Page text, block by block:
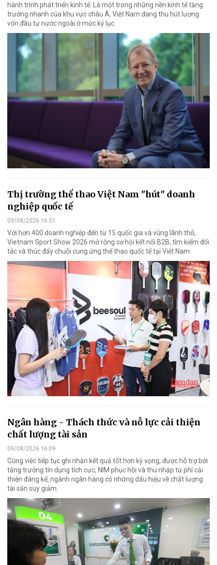
hành trình phát triển kinh tế. Là một trong những nền kinh tế tăng
trưởng nhanh của khu vực châu Á, Việt Nam đang thu hút lượng
vốn đầu tư nước ngoài ở mức kỷ lục.
Thị trường thể thao Việt Nam "hút" doanh
nghiệp quốc tế
09/08/2026 16:51
Với hơn 400 doanh nghiệp đến từ 15 quốc gia và vùng lãnh thổ,
Vietnam Sport Show 2026 mở rộng cơ hội kết nối B2B, tìm kiếm đối
tác và thúc đẩy chuỗi cung ứng thể thao quốc tế tại Việt Nam.
Ngân hàng - Thách thức và nỗ lực cải thiện
chất lượng tài sản
09/08/2026 16:09
Cùng việc tiếp tục ghi nhận kết quả tốt hơn kỳ vọng, được hỗ trợ bởi
tăng trưởng tín dụng tích cực, NIM phục hồi và thu nhập từ phí cải
thiện đáng kể, ngành ngân hàng có những dấu hiệu về chất lượng
tài sản suy giảm.